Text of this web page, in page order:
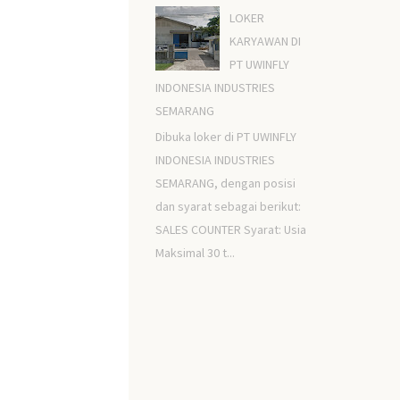
LOKER
KARYAWAN DI
PT UWINFLY
INDONESIA INDUSTRIES
SEMARANG
Dibuka loker di PT UWINFLY
INDONESIA INDUSTRIES
SEMARANG, dengan posisi
dan syarat sebagai berikut:
SALES COUNTER Syarat: Usia
Maksimal 30 t...